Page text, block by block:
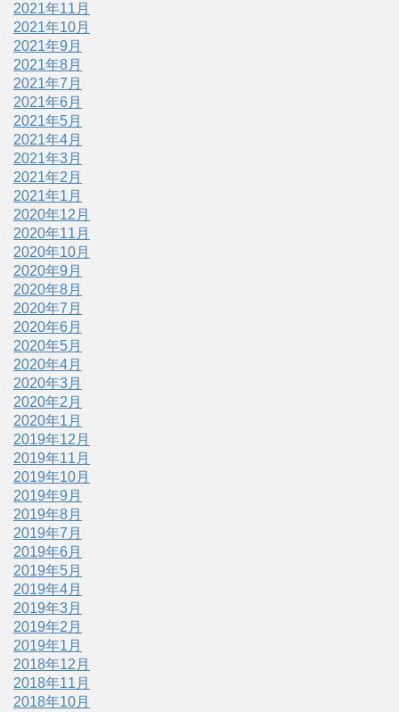
2021年11月
2021年10月
2021年9月
2021年8月
2021年7月
2021年6月
2021年5月
2021年4月
2021年3月
2021年2月
2021年1月
2020年12月
2020年11月
2020年10月
2020年9月
2020年8月
2020年7月
2020年6月
2020年5月
2020年4月
2020年3月
2020年2月
2020年1月
2019年12月
2019年11月
2019年10月
2019年9月
2019年8月
2019年7月
2019年6月
2019年5月
2019年4月
2019年3月
2019年2月
2019年1月
2018年12月
2018年11月
2018年10月